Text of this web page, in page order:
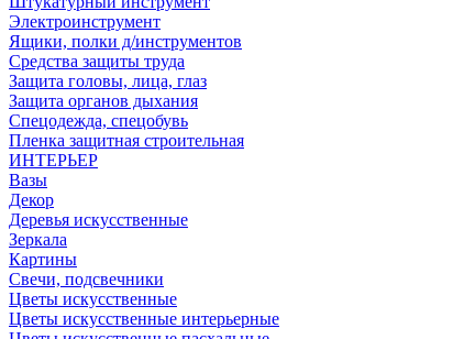
Электроинструмент
Ящики, полки д/инструментов
Средства защиты труда
Защита головы, лица, глаз
Защита органов дыхания
Спецодежда, спецобувь
Пленка защитная строительная
ИНТЕРЬЕР
Вазы
Декор
Деревья искусственные
Зеркала
Картины
Свечи, подсвечники
Цветы искусственные
Цветы искусственные интерьерные